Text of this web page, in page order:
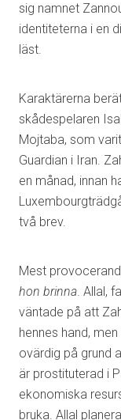
sig namnet
identiteterna i en
läst.
Karaktärerna
skådespelaren
Mojtaba, som
Guardian i Iran.
en månad, innan
två brev.
Mest
hon brinna. Allal,
väntade på att
hennes hand,
ovärdig på grund
är prostituterad i
ekonomiska
bruka. Allal